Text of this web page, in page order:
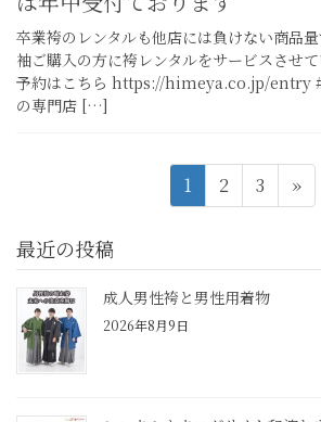
卒業袴のレンタルも他店には負けない商品
袖ご購入の方に袴レンタルをサービスさせ
予約はこちら https://himeya.co.jp/entry
の専門店 […]
ナ
ビ
ゲ
ー
シ
固
定
ー
ジ
1
固
定
ー
ジ
2
固
定
ー
ジ
3 »
最近の投稿
成人男性袴と男性用着物
2026年8月9日